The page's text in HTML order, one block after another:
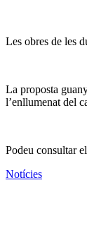
Les obres de les
La proposta
l’enllumenat del
Podeu consultar
Notícies